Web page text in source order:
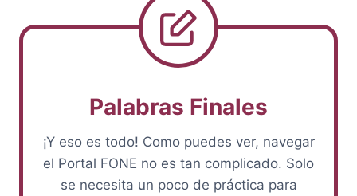
Palabras Finales
¡Y eso es todo! Como puedes ver, navegar
el Portal FONE no es tan complicado. Solo
se necesita un poco de práctica para